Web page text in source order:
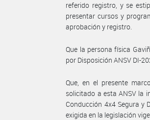
referido registro, y se
presentar cursos y
aprobación y registro.
Que la persona física
por Disposición ANSV DI-
Que, en el presente
solicitado a esta ANSV la
Conducción 4x4 Segura y
exigida en la legislación